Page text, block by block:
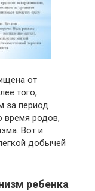
от
того,
за период
время родов,
Вот и
добычей
ребенка